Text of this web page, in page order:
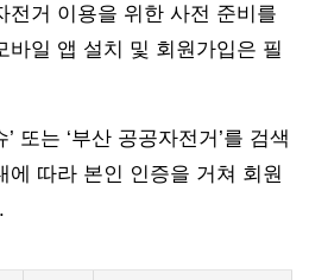
전거 이용을 위한 사전 준비를
바일 앱 설치 및 회원가입은 필
또는 ‘부산 공공자전거’를 검색
에 따라 본인 인증을 거쳐 회원